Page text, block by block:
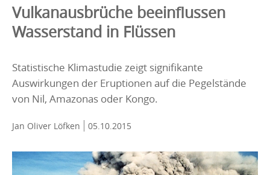
Vulkanausbrüche beeinflussen
Wasserstand in Flüssen
Statistische Klimastudie zeigt signifikante
Auswirkungen der Eruptionen auf die Pegelstände
von Nil, Amazonas oder Kongo.
Jan Oliver Löfken 05.10.2015